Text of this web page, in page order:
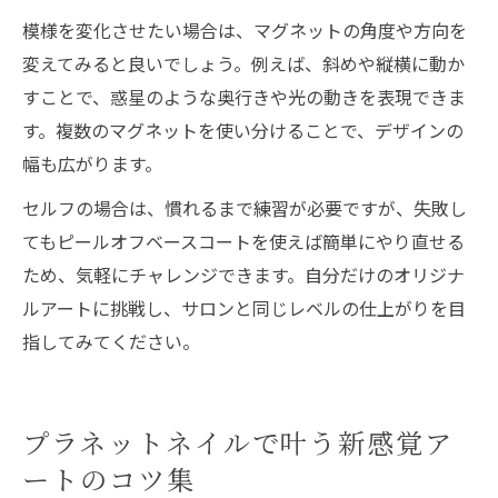
模様を変化させたい場合は、マグネットの角度や方向を
変えてみると良いでしょう。例えば、斜めや縦横に動か
すことで、惑星のような奥行きや光の動きを表現できま
す。複数のマグネットを使い分けることで、デザインの
幅も広がります。
セルフの場合は、慣れるまで練習が必要ですが、失敗し
てもピールオフベースコートを使えば簡単にやり直せる
ため、気軽にチャレンジできます。自分だけのオリジナ
ルアートに挑戦し、サロンと同じレベルの仕上がりを目
指してみてください。
プラネットネイルで叶う新感覚ア
ートのコツ集